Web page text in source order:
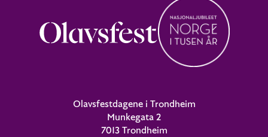
Olavsfestdagene i Trondheim
Munkegata 2
7013 Trondheim